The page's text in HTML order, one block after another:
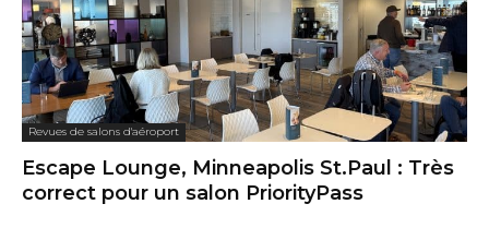
Revues de salons d'aéroport
Escape Lounge, Minneapolis St.Paul : Très
correct pour un salon PriorityPass